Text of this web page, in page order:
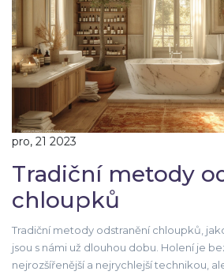
pro, 21 2023
Tradiční metody
chloupků
Tradiční metody odstranění chloupků,
jsou s námi už dlouhou dobu. Holení je
nejrozšířenější a nejrychlejší technikou,